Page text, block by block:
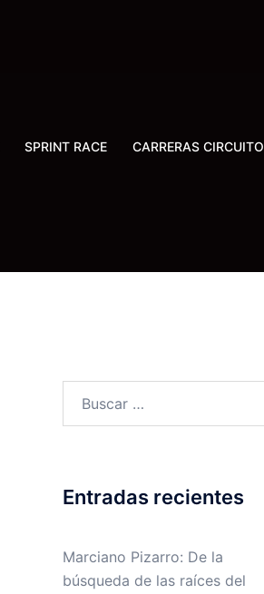
SPRINT RACE
CARRERAS CIRCUITO
Entradas recientes
Marciano Pizarro: De la
búsqueda de las raíces del